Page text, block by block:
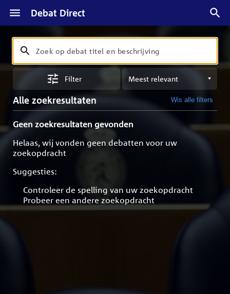
Debat Direct
Zoeken
Zoek
op
en
beschrijving
Filter
Sorteren
op
meest
Alle zoekresultaten Wis alle filters
Geen zoekresultaten gevonden
Helaas, wij vonden geen debatten voor uw
zoekopdracht
Suggesties:
Controleer de spelling van uw zoekopdracht
Probeer een andere zoekopdracht